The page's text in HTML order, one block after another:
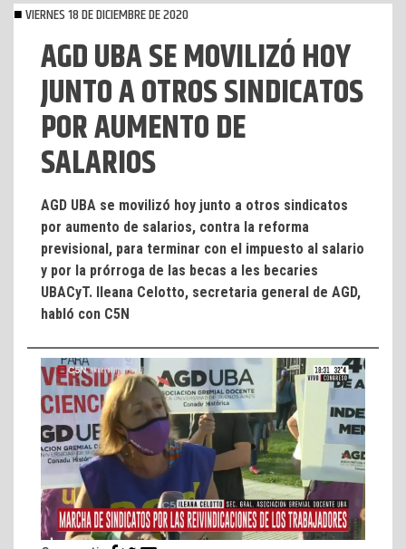
VIERNES 18 DE DICIEMBRE DE 2020
AGD UBA SE MOVILIZÓ HOY
JUNTO A OTROS SINDICATOS
POR AUMENTO DE
SALARIOS
AGD UBA se movilizó hoy junto a otros sindicatos
por aumento de salarios, contra la reforma
previsional, para terminar con el impuesto al salario
y por la prórroga de las becas a les becaries
UBACyT. Ileana Celotto, secretaria general de AGD,
habló con C5N